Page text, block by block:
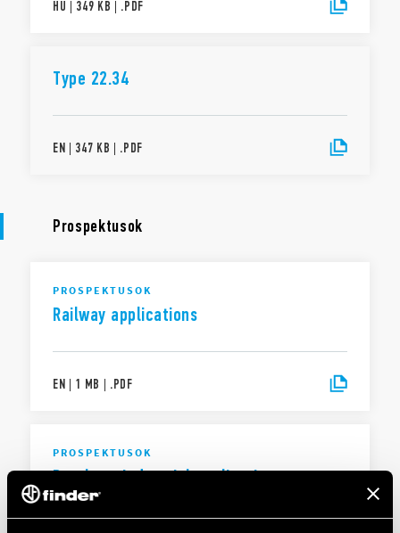
HU | 349 KB | .PDF
Type 22.34
EN | 347 KB | .PDF
Prospektusok
PROSPEKTUSOK
Railway applications
EN | 1 MB | .PDF
PROSPEKTUSOK
Brochure Industrial applications